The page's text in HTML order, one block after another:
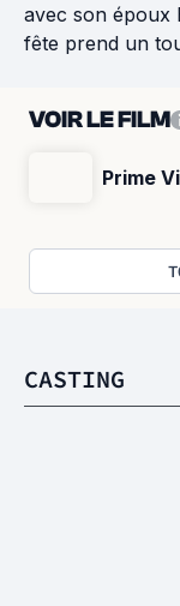
avec son époux
fête prend un
VOIR LE FILM
Prime
CASTING